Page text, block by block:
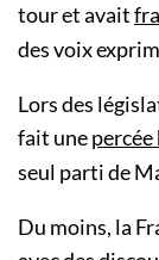
tour et avait
des voix
Lors des
fait une
seul parti de
Du moins, la